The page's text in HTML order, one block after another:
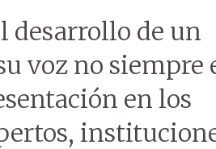
desarrollo de un
voz no siempre
en los